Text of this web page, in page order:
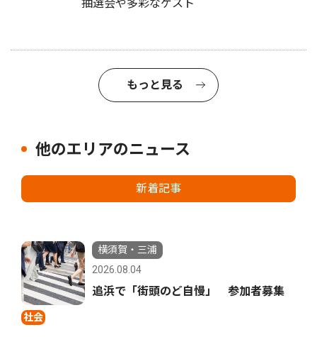
抽選会や多彩なゲスト
もっと見る
他のエリアのニュース
新着記事
社会
横須賀・三浦
2026.08.04
追浜で「街頭のど自慢」 参加者募集